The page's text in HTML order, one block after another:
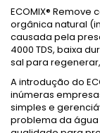
ECOMIX®
orgânica natural
causada pela
4000 TDS, baixa
sal para
A introdução do
inúmeras
simples e
problema da água